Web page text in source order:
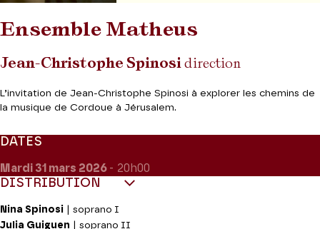
Ensemble Matheus
Jean-Christophe Spinosi direction
L’invitation de Jean-Christophe Spinosi à explorer les chemins de
la musique de Cordoue à Jérusalem.
DATES
Mardi 31 mars 2026 - 20h00
DISTRIBUTION
Nina Spinosi | soprano I
Julia Guiguen | soprano II